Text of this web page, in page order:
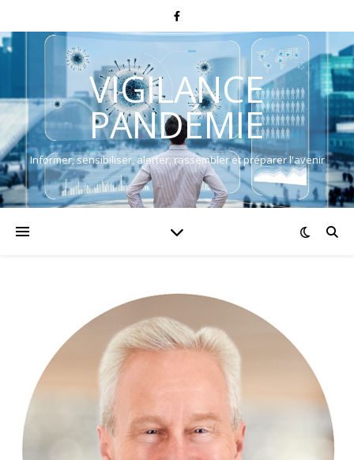
VIGILANCE
PANDÉMIE
Informer, sensibiliser, alerter, rassembler et préparer l'avenir